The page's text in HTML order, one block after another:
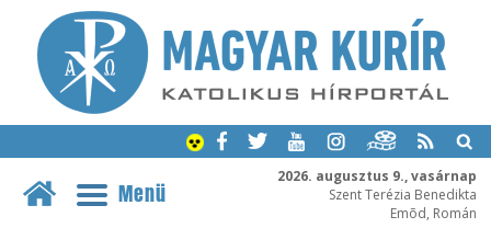
2026. augusztus 9., vasárnap
Szent Terézia Benedikta
Emõd, Román
Menü